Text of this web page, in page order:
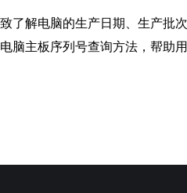
了解电脑的生产日期、生产批
脑主板序列号查询方法，帮助